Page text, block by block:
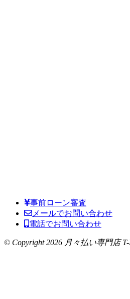
事前ローン審査
メールでお問い合わせ
電話でお問い合わせ
© Copyright 2026 月々払い専門店 T-